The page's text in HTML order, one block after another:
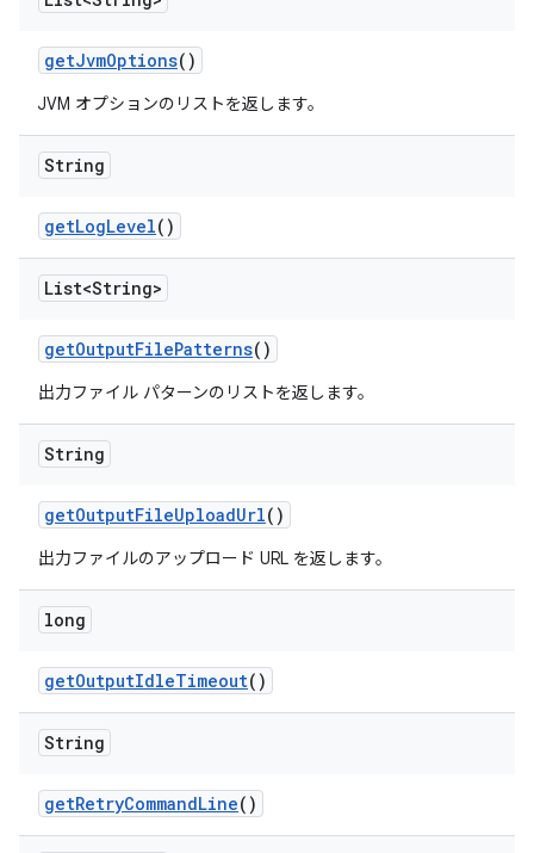
getJvmOptions()
JVM オプションのリストを返します。
String
getLogLevel()
List<String>
getOutputFilePatterns()
出力ファイル パターンのリストを返します。
String
getOutputFileUploadUrl()
出力ファイルのアップロード URL を返します。
long
getOutputIdleTimeout()
String
getRetryCommandLine()